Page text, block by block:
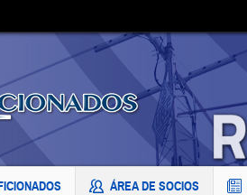
ÁREA DE SOCIOS